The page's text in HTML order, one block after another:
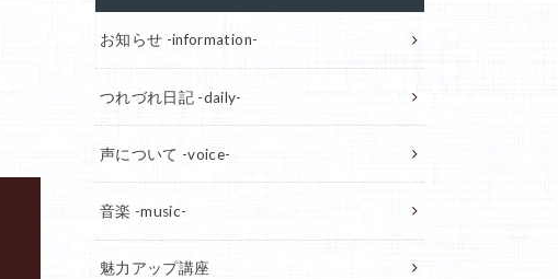
お知らせ -information-
つれづれ日記 -daily-
声について -voice-
音楽 -music-
魅力アップ講座